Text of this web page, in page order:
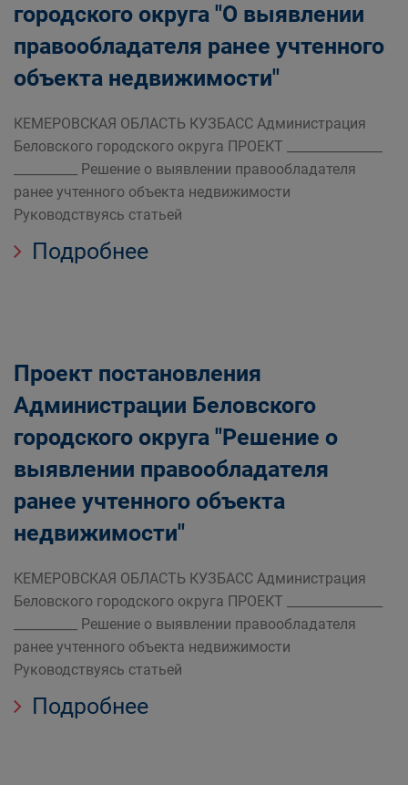
городского округа "О выявлении
правообладателя ранее учтенного
объекта недвижимости"
КЕМЕРОВСКАЯ ОБЛАСТЬ КУЗБАСС Администрация
Беловского городского округа ПРОЕКТ _______________
__________ Решение о выявлении правообладателя
ранее учтенного объекта недвижимости
Руководствуясь статьей
Подробнее
Проект постановления
Администрации Беловского
городского округа "Решение о
выявлении правообладателя
ранее учтенного объекта
недвижимости"
КЕМЕРОВСКАЯ ОБЛАСТЬ КУЗБАСС Администрация
Беловского городского округа ПРОЕКТ _______________
__________ Решение о выявлении правообладателя
ранее учтенного объекта недвижимости
Руководствуясь статьей
Подробнее